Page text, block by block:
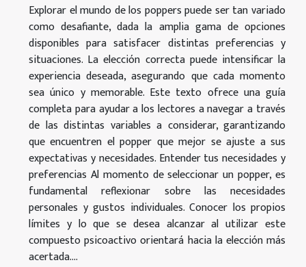
Explorar el mundo de los poppers puede ser tan variado
como desafiante, dada la amplia gama de opciones
disponibles para satisfacer distintas preferencias y
situaciones. La elección correcta puede intensificar la
experiencia deseada, asegurando que cada momento
sea único y memorable. Este texto ofrece una guía
completa para ayudar a los lectores a navegar a través
de las distintas variables a considerar, garantizando
que encuentren el popper que mejor se ajuste a sus
expectativas y necesidades. Entender tus necesidades y
preferencias Al momento de seleccionar un popper, es
fundamental reflexionar sobre las necesidades
personales y gustos individuales. Conocer los propios
límites y lo que se desea alcanzar al utilizar este
compuesto psicoactivo orientará hacia la elección más
acertada....